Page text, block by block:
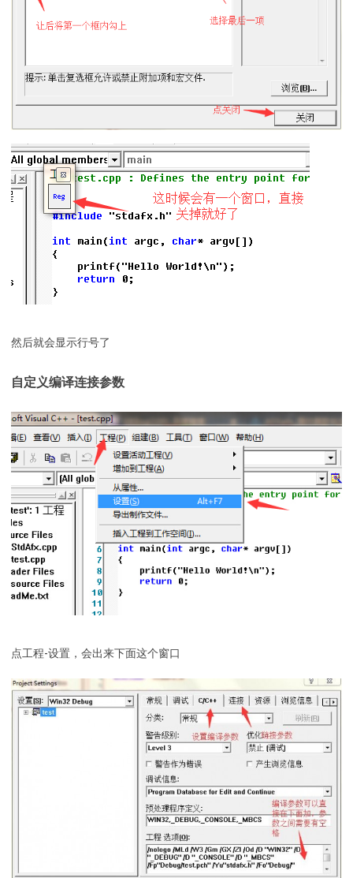
然后就会显示行号了
自定义编译连接参数
点工程-设置，会出来下面这个窗口